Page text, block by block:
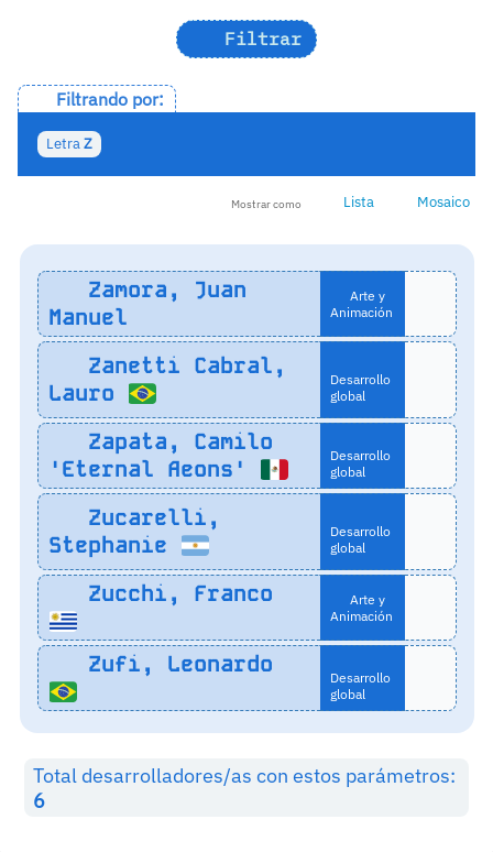
Filtrar
Filtrando por:
LetraZ
Mostrar como Lista Mosaico
Zamora, Juan
Manuel
Arte y
Animación
Zanetti Cabral,
Lauro
Desarrollo
global
Zapata, Camilo
'Eternal Aeons'
Desarrollo
global
Zucarelli,
Stephanie
Desarrollo
global
Zucchi, Franco
Arte y
Animación
Zufi, Leonardo
Desarrollo
global
Total desarrolladores/as con estos parámetros:
6